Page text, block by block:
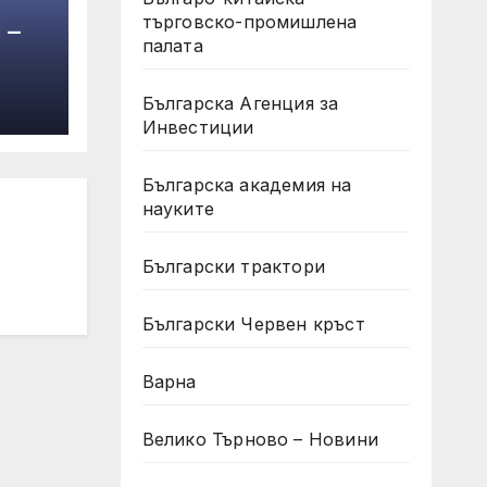
търговско-промишлена
палата
Българска Агенция за
Инвестиции
Българска академия на
науките
Български трактори
Български Червен кръст
Варна
Велико Търново – Новини